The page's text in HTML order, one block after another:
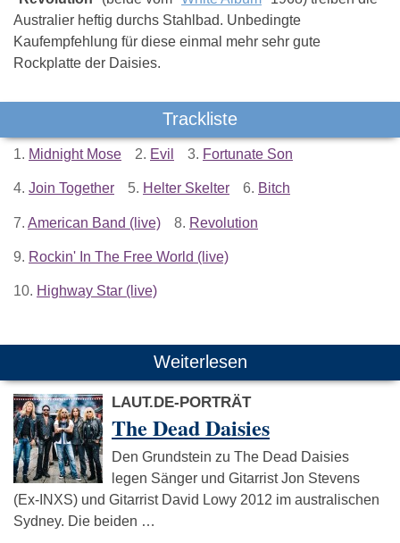
Australier heftig durchs Stahlbad. Unbedingte
Kaufempfehlung für diese einmal mehr sehr gute
Rockplatte der Daisies.
Trackliste
1. Midnight Mose 2. Evil 3. Fortunate Son
4. Join Together 5. Helter Skelter 6. Bitch
7. American Band (live) 8. Revolution
9. Rockin' In The Free World (live)
10. Highway Star (live)
Weiterlesen
LAUT.DE-PORTRÄT
The Dead Daisies
Den Grundstein zu The Dead Daisies
legen Sänger und Gitarrist Jon Stevens
(Ex-INXS) und Gitarrist David Lowy 2012 im australischen
Sydney. Die beiden …